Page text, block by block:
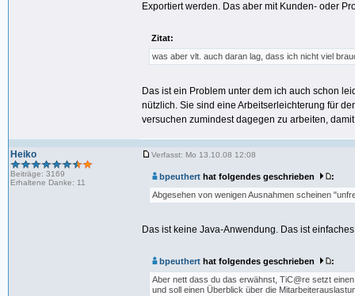
Exportiert werden. Das aber mit Kunden- oder
Zitat:
was aber vlt. auch daran lag, dass ich nicht viel
Das ist ein Problem unter dem ich auch schon
nützlich. Sie sind eine Arbeitserleichterung für
versuchen zumindest dagegen zu arbeiten,
Heiko
Beiträge: 3169
Erhaltene Danke: 11
Verfasst: Mo 13.10.08 12:08
bpeuthert hat folgendes geschrieben
:
Abgesehen von wenigen Ausnahmen scheinen
Das ist keine Java-Anwendung. Das ist
bpeuthert hat folgendes geschrieben
:
Aber nett dass du das erwähnst, TiC@re setzt
und soll einen Überblick über die